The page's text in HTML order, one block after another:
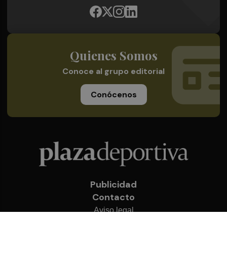
Quienes Somos
Conoce al grupo editorial
Conócenos
Publicidad
Contacto
Aviso legal